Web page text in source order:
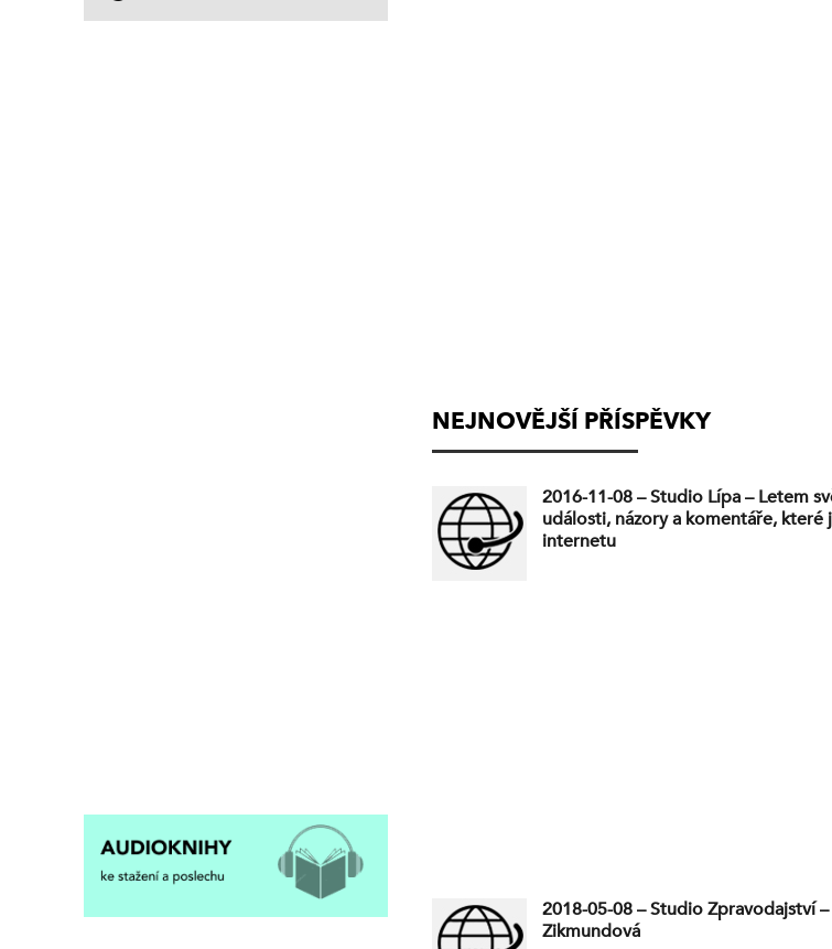
NEJNOVĚJŠÍ PŘÍSPĚVKY
2016-11-08 – Studio Lípa – Letem
události, názory a komentáře, které
internetu
2018-05-08 – Studio Zpravodajství
Zikmundová